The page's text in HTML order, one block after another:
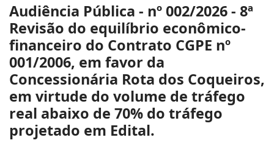
Audiência Pública - nº 002/2026 - 8ª
Revisão do equilíbrio econômico-
financeiro do Contrato CGPE nº
001/2006, em favor da
Concessionária Rota dos Coqueiros,
em virtude do volume de tráfego
real abaixo de 70% do tráfego
projetado em Edital.